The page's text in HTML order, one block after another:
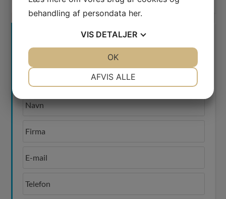
KONTAKT OS
Ring og få en snak på
behandling af persondata her.
VIS DETALJER
AFVIS ALLE
OK